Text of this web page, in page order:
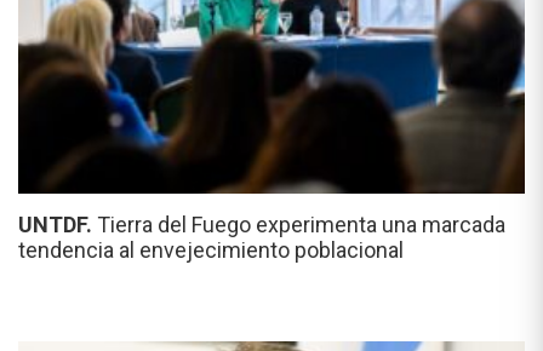
UNTDF. Tierra del Fuego experimenta una marcada
tendencia al envejecimiento poblacional